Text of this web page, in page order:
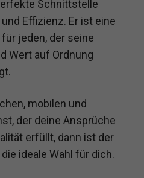
Schnittstelle
Effizienz. Er ist eine
jeden, der seine
Wert auf Ordnung
mobilen und
der deine Ansprüche
erfüllt, dann ist der
ideale Wahl für dich.